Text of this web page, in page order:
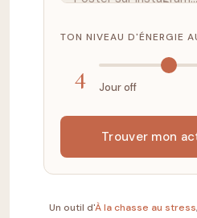
TON NIVEAU D'ÉNERGIE
4 Jour off
Trouver mon
Un outil d'À la chasse au stress